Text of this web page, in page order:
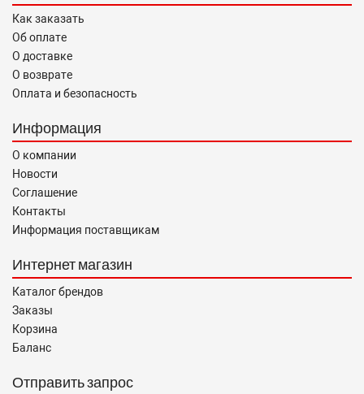
Как заказать
Об оплате
О доставке
О возврате
Оплата и безопасность
Информация
О компании
Новости
Соглашение
Контакты
Информация поставщикам
Интернет магазин
Каталог брендов
Заказы
Корзина
Баланс
Отправить запрос